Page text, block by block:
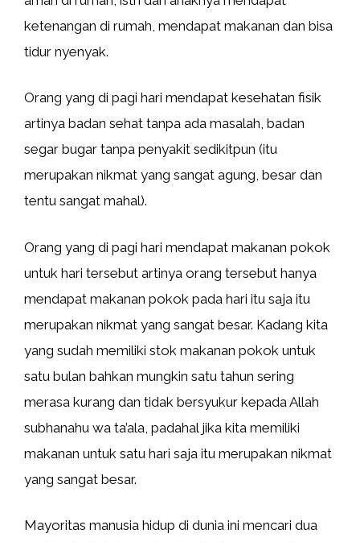
ketenangan di rumah, mendapat makanan dan bisa
tidur nyenyak.
Orang yang di pagi hari mendapat kesehatan fisik
artinya badan sehat tanpa ada masalah, badan
segar bugar tanpa penyakit sedikitpun (itu
merupakan nikmat yang sangat agung, besar dan
tentu sangat mahal).
Orang yang di pagi hari mendapat makanan pokok
untuk hari tersebut artinya orang tersebut hanya
mendapat makanan pokok pada hari itu saja itu
merupakan nikmat yang sangat besar. Kadang kita
yang sudah memiliki stok makanan pokok untuk
satu bulan bahkan mungkin satu tahun sering
merasa kurang dan tidak bersyukur kepada Allah
subhanahu wa ta’ala, padahal jika kita memiliki
makanan untuk satu hari saja itu merupakan nikmat
yang sangat besar.
Mayoritas manusia hidup di dunia ini mencari dua